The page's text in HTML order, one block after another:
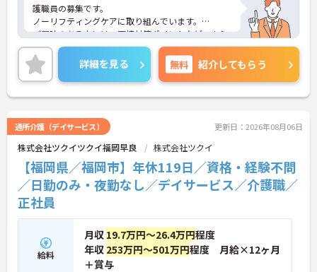
護職員の募集です。
ノーリフティングケアに取り組んでいます。
ご興味のある方には、面接対策ポイントなど、さら
に詳細をお話しいたしますので、お気軽にご相談く
ださい。
詳細を見る 無料 紹介してもらう
通所介護（デイサービス） 更新日：2026年08月06日
株式会社ツクイツクイ福岡早良 株式会社ツクイ
【福岡県／福岡市】年休119日／資格・経験不問
／日勤のみ・夜勤なし／デイサービス／介護職／
正社員
給料
月収 19.7万円～26.4万円程度
年収 253万円～501万円程度 月給×12ヶ月
＋賞与